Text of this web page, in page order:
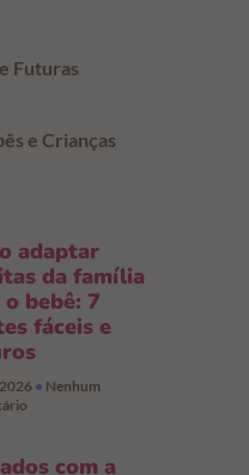
Futuras
e Crianças
adaptar
da família
bebê: 7
fáceis e
Nenhum
com a